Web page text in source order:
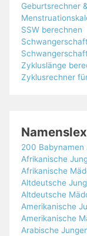
Geburtsrechner
SSW berechnen
Zykluslänge
Zyklusrechner
200 Babynamen
Afrikanische
Afrikanische
Altdeutsche
Altdeutsche
Amerikanische
Amerikanische
Arabische